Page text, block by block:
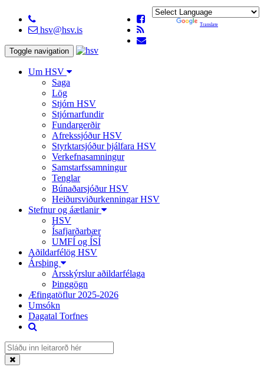
hsv@hsv.is
Translate
Toggle navigation
Um HSV
Saga
Lög
Stjórn HSV
Stjórnarfundir
Fundargerðir
Afrekssjóður HSV
Styrktarsjóður þjálfara HSV
Verkefnasamningur
Samstarfssamningur
Tenglar
Búnaðarsjóður HSV
Heiðursviðurkenningar HSV
Stefnur og áætlanir
HSV
Ísafjarðarbær
UMFÍ og ÍSÍ
Aðildarfélög HSV
Ársþing
Ársskýrslur aðildarfélaga
Þinggögn
Æfingatöflur 2025-2026
Umsókn
Dagatal Torfnes